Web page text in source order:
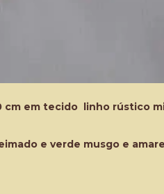
cm em tecido linho rústico
e verde musgo e